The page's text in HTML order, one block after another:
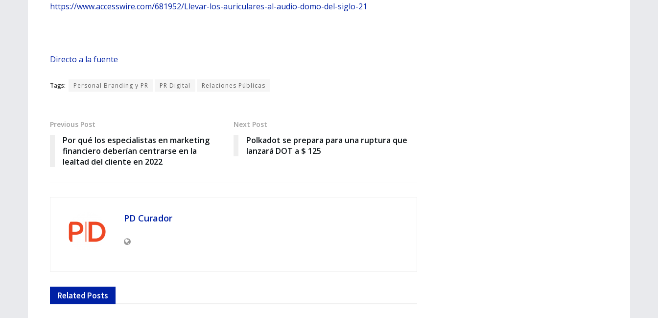
https://www.accesswire.com/681952/Llevar-los-auriculares-al-audio-domo-del-siglo-21
Directo a la fuente
Tags: Personal Branding y PR PR Digital Relaciones Públicas
Previous Post
Por qué los especialistas en marketing
financiero deberían centrarse en la
lealtad del cliente en 2022
Next Post
Polkadot se prepara para una ruptura que
lanzará DOT a $ 125
PD Curador
Related Posts